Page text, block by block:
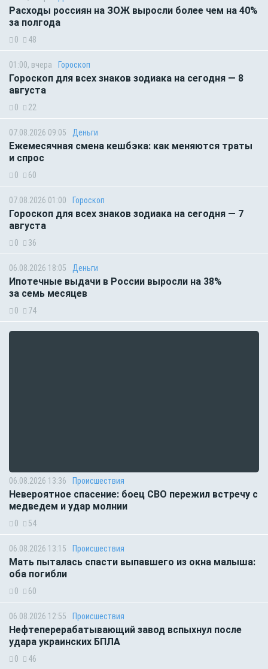
Расходы россиян на ЗОЖ выросли более чем на 40%
за полгода
0 48
01:00, вчера Гороскоп
Гороскоп для всех знаков зодиака на сегодня — 8
августа
0 22
07.08.2026 09:05 Деньги
Ежемесячная смена кешбэка: как меняются траты
и спрос
0 60
07.08.2026 01:00 Гороскоп
Гороскоп для всех знаков зодиака на сегодня — 7
августа
0 36
06.08.2026 18:05 Деньги
Ипотечные выдачи в России выросли на 38%
за семь месяцев
0 74
06.08.2026 13:36 Происшествия
Невероятное спасение: боец СВО пережил встречу с
медведем и удар молнии
0 54
06.08.2026 13:15 Происшествия
Мать пыталась спасти выпавшего из окна малыша:
оба погибли
0 60
06.08.2026 12:55 Происшествия
Нефтеперерабатывающий завод вспыхнул после
удара украинских БПЛА
0 46